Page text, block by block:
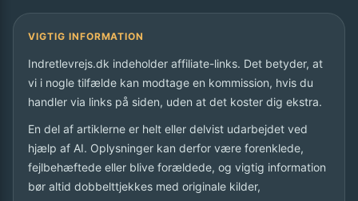
VIGTIG INFORMATION
Indretlevrejs.dk indeholder affiliate-links. Det betyder, at
vi i nogle tilfælde kan modtage en kommission, hvis du
handler via links på siden, uden at det koster dig ekstra.
En del af artiklerne er helt eller delvist udarbejdet ved
hjælp af AI. Oplysninger kan derfor være forenklede,
fejlbehæftede eller blive forældede, og vigtig information
bør altid dobbelttjekkes med originale kilder,